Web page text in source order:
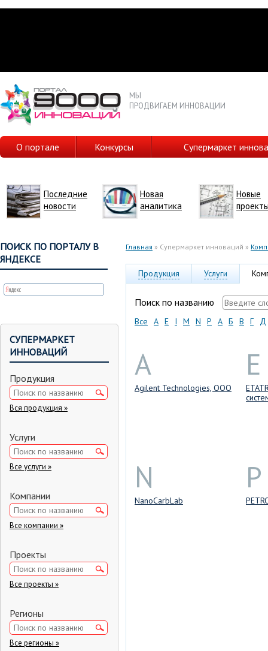
МЫ
ПРОДВИГАЕМ ИННОВАЦИИ
О портале Конкурсы Супермаркет
Последние
новости
Новая
аналитика
Новые
Вы здесь
Главная » Супермаркет инноваций »
Продукция Услуги
Поиск по названию
Все A E I M N P А Б В Г Д
A
Agilent Technologies, ООО
E
N
NanoCarbLab
P
ПОИСК ПО ПОРТАЛУ В
ЯНДЕКСЕ
СУПЕРМАРКЕТ
ИННОВАЦИЙ
Продукция
Вся продукция »
Услуги
Все услуги »
Компании
Все компании »
Проекты
Все проекты »
Регионы
Все регионы »